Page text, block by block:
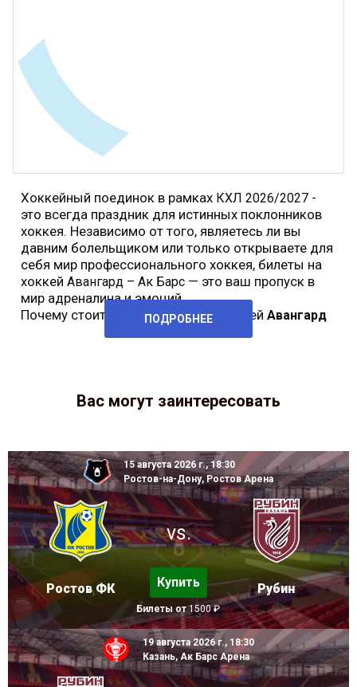
Хоккейный поединок в рамках КХЛ 2026/2027 -
это всегда праздник для истинных поклонников
хоккея. Независимо от того, являетесь ли вы
давним болельщиком или только открываете для
себя мир профессионального хоккея, билеты на
хоккейАвангард – Ак Барс — это ваш пропуск в
мир адреналина и эмоций.
Почему стоит купить билеты на хоккейАвангард
ПОДРОБНЕЕ
Вас могут заинтересовать
15 августа 2026 г., 18:30
Ростов-на-Дону, Ростов Арена
Ростов ФК
vs.
Купить
Билеты от1500 ₽
Рубин
19 августа 2026 г., 18:30
Казань, Ак Барс Арена